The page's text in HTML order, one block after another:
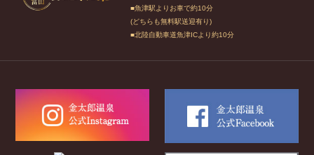
■魚津駅よりお車で約10分
(どちらも無料駅送迎有り)
■北陸自動車道魚津ICより約10分